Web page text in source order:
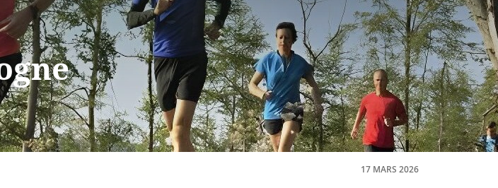
17 MARS 2026